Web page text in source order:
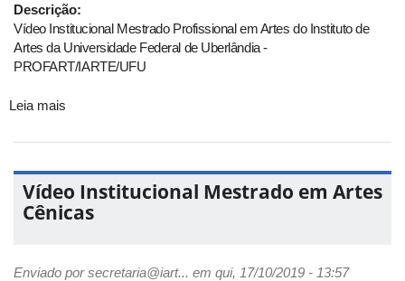
Descrição:
Vídeo Institucional Mestrado Profissional em Artes do Instituto de
Artes da Universidade Federal de Uberlândia -
PROFART/IARTE/UFU
Leia mais
Institucional
Profissional
em
Artes
Vídeo Institucional Mestrado em Artes
Cênicas
Enviado porsecretaria@iart... em qui, 17/10/2019 - 13:57